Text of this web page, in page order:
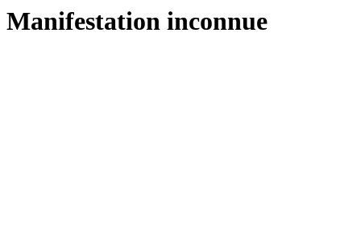
Manifestation inconnue